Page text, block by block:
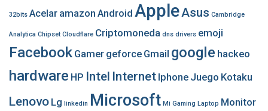
:32bits Acelar amazon Android AppleAsus Cambridge
Analytica Chipset Cloudflare Criptomoneda dns drivers emoji
Facebook Gamer geforce Gmail google hackeo
hardware HP Intel Internet Iphone Juego Kotaku
Lenovo Lg linkedin Microsoft Mi Gaming Laptop Monitor